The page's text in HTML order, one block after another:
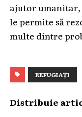
ajutor umanitar,
le permite să
multe dintre
REFUGIAȚI
Distribuie